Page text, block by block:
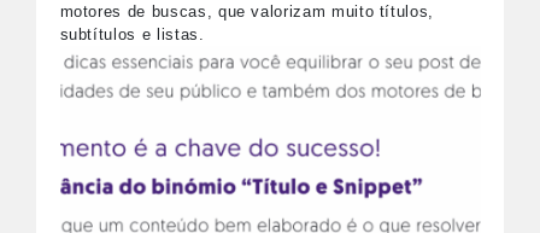
motores de buscas, que valorizam muito títulos,
subtítulos e listas.